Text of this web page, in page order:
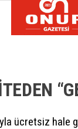
ücretsiz hale